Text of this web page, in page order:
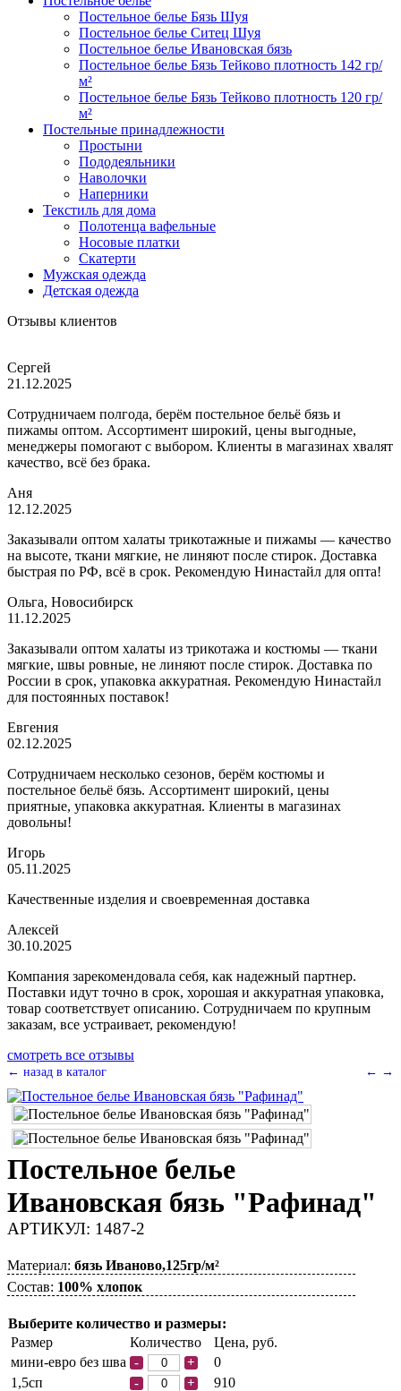
Постельное белье Бязь Шуя
Постельное белье Ситец Шуя
Постельное белье Ивановская бязь
Постельное белье Бязь Тейково плотность 142 гр/
м²
Постельное белье Бязь Тейково плотность 120 гр/
м²
Постельные принадлежности
Простыни
Пододеяльники
Наволочки
Наперники
Текстиль для дома
Полотенца вафельные
Носовые платки
Скатерти
Мужская одежда
Детская одежда
Отзывы клиентов
Сергей
21.12.2025
Сотрудничаем полгода, берём постельное бельё бязь и
пижамы оптом. Ассортимент широкий, цены выгодные,
менеджеры помогают с выбором. Клиенты в магазинах хвалят
качество, всё без брака.
Аня
12.12.2025
Заказывали оптом халаты трикотажные и пижамы — качество
на высоте, ткани мягкие, не линяют после стирок. Доставка
быстрая по РФ, всё в срок. Рекомендую Нинастайл для опта!
Ольга, Новосибирск
11.12.2025
Заказывали оптом халаты из трикотажа и костюмы — ткани
мягкие, швы ровные, не линяют после стирок. Доставка по
России в срок, упаковка аккуратная. Рекомендую Нинастайл
для постоянных поставок!
Евгения
02.12.2025
Сотрудничаем несколько сезонов, берём костюмы и
постельное бельё бязь. Ассортимент широкий, цены
приятные, упаковка аккуратная. Клиенты в магазинах
довольны!
Игорь
05.11.2025
Качественные изделия и своевременная доставка
Алексей
30.10.2025
Компания зарекомендовала себя, как надежный партнер.
Поставки идут точно в срок, хорошая и аккуратная упаковка,
товар соответствует описанию. Сотрудничаем по крупным
заказам, все устраивает, рекомендую!
смотреть все отзывы
← →
← назад в каталог
Постельное белье
Ивановская бязь "Рафинад"
АРТИКУЛ: 1487-2
Материал: бязь Иваново,125гр/м²
Состав: 100% хлопок
Выберите количество и размеры:
Размер
Количество
Цена, руб.
мини-евро без шва
- +
0
1,5сп
- +
910